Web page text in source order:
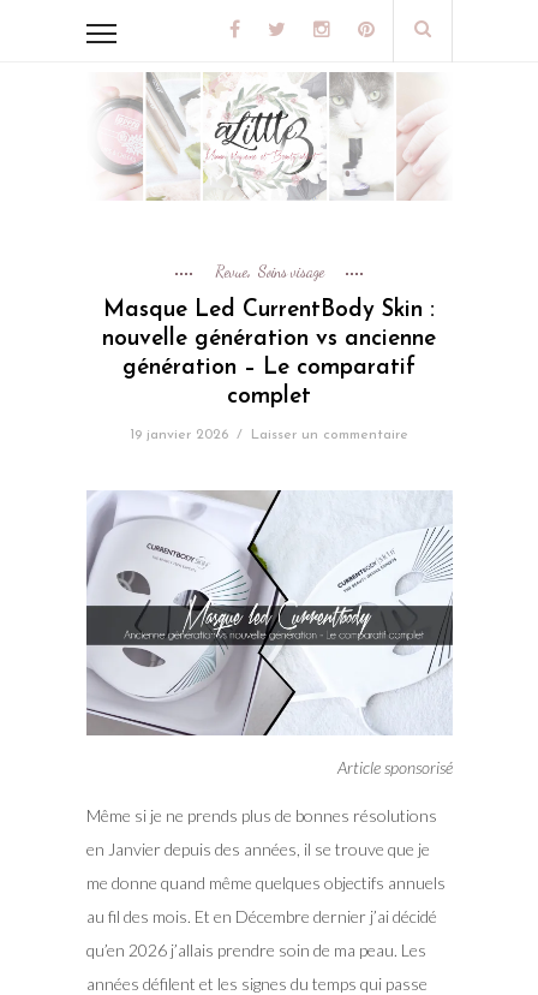
Revue, Soins visage
Masque Led CurrentBody Skin :
nouvelle génération vs ancienne
génération – Le comparatif
complet
19 janvier 2026 / Laisser un commentaire
Article sponsorisé
Même si je ne prends plus de bonnes résolutions
en Janvier depuis des années, il se trouve que je
me donne quand même quelques objectifs annuels
au fil des mois. Et en Décembre dernier j’ai décidé
qu’en 2026 j’allais prendre soin de ma peau. Les
années défilent et les signes du temps qui passe